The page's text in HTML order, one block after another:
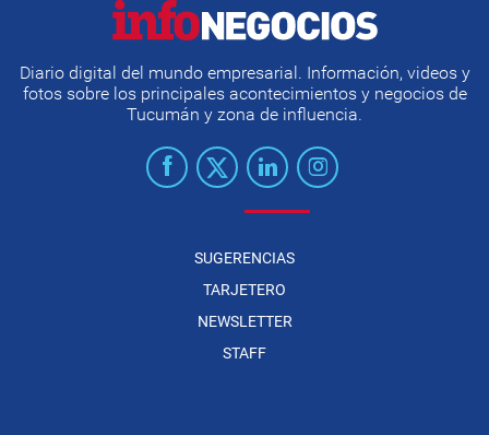
Diario digital del mundo empresarial. Información, videos y
fotos sobre los principales acontecimientos y negocios de
Tucumán y zona de influencia.
SUGERENCIAS
TARJETERO
NEWSLETTER
STAFF